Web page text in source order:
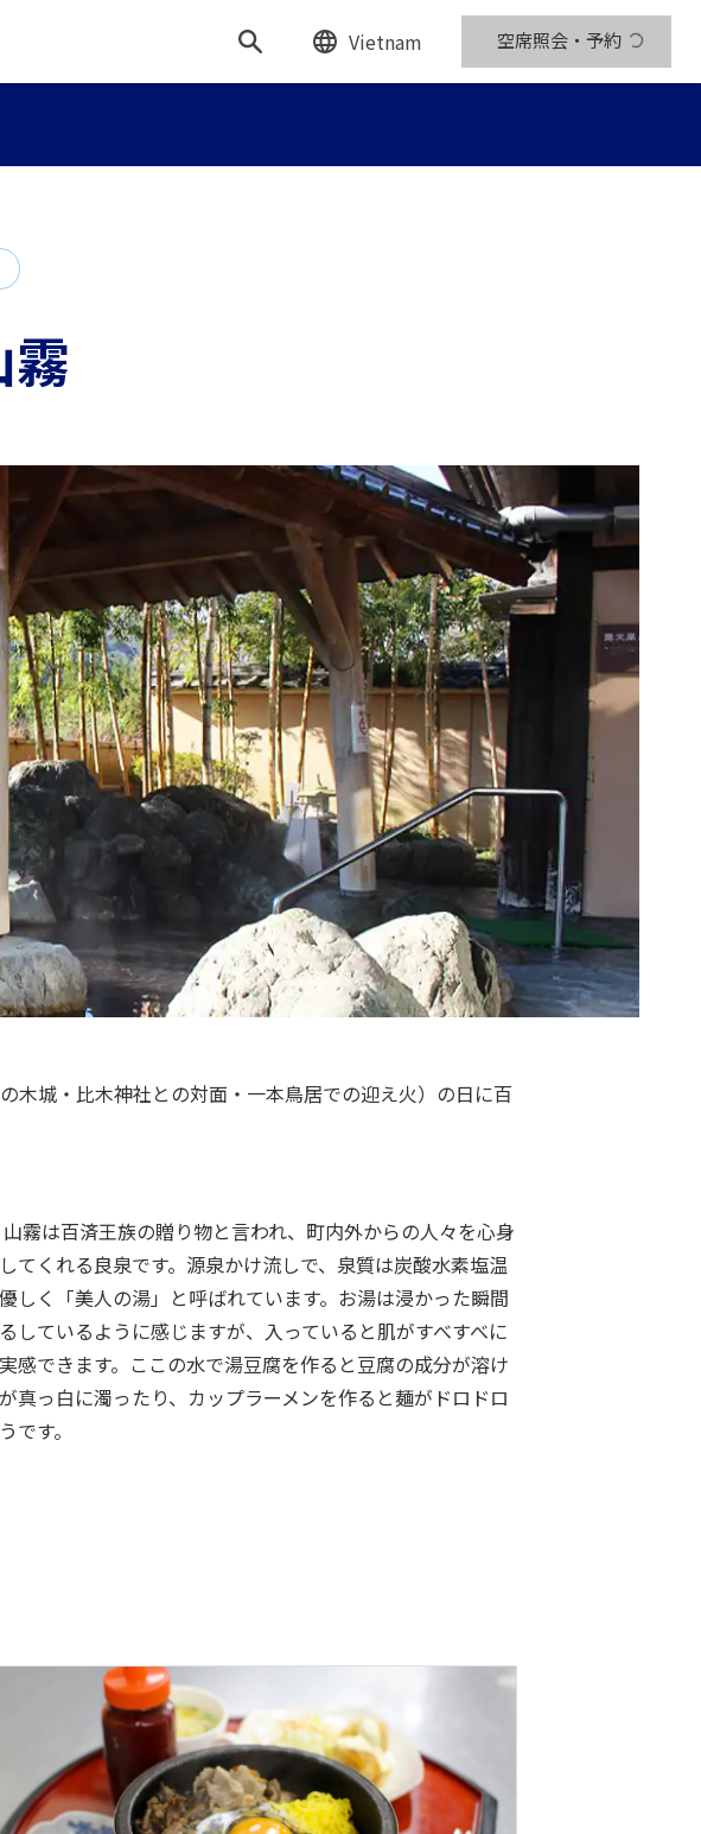
Vietnam 空席照会・予約
木城・比木神社との対面・一本鳥居での迎え火）の日に百
霧は百済王族の贈り物と言われ、町内外からの人々を心身
てくれる良泉です。源泉かけ流しで、泉質は炭酸水素塩温
しく「美人の湯」と呼ばれています。お湯は浸かった瞬間
しているように感じますが、入っていると肌がすべすべに
感できます。ここの水で湯豆腐を作ると豆腐の成分が溶け
真っ白に濁ったり、カップラーメンを作ると麺がドロドロ
です。